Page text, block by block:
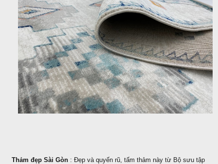
Thảm đẹp Sài Gòn : Đẹp và quyến rũ, tấm thảm này từ Bộ sưu tập